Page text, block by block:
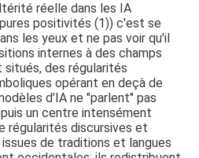
réelle dans les IA
positivités (1)) c'est se
les yeux et ne pas voir qu'il
internes à des champs
des régularités
opérant en deçà de
d’IA ne "parlent" pas
un centre intensément
régularités discursives et
de traditions et langues